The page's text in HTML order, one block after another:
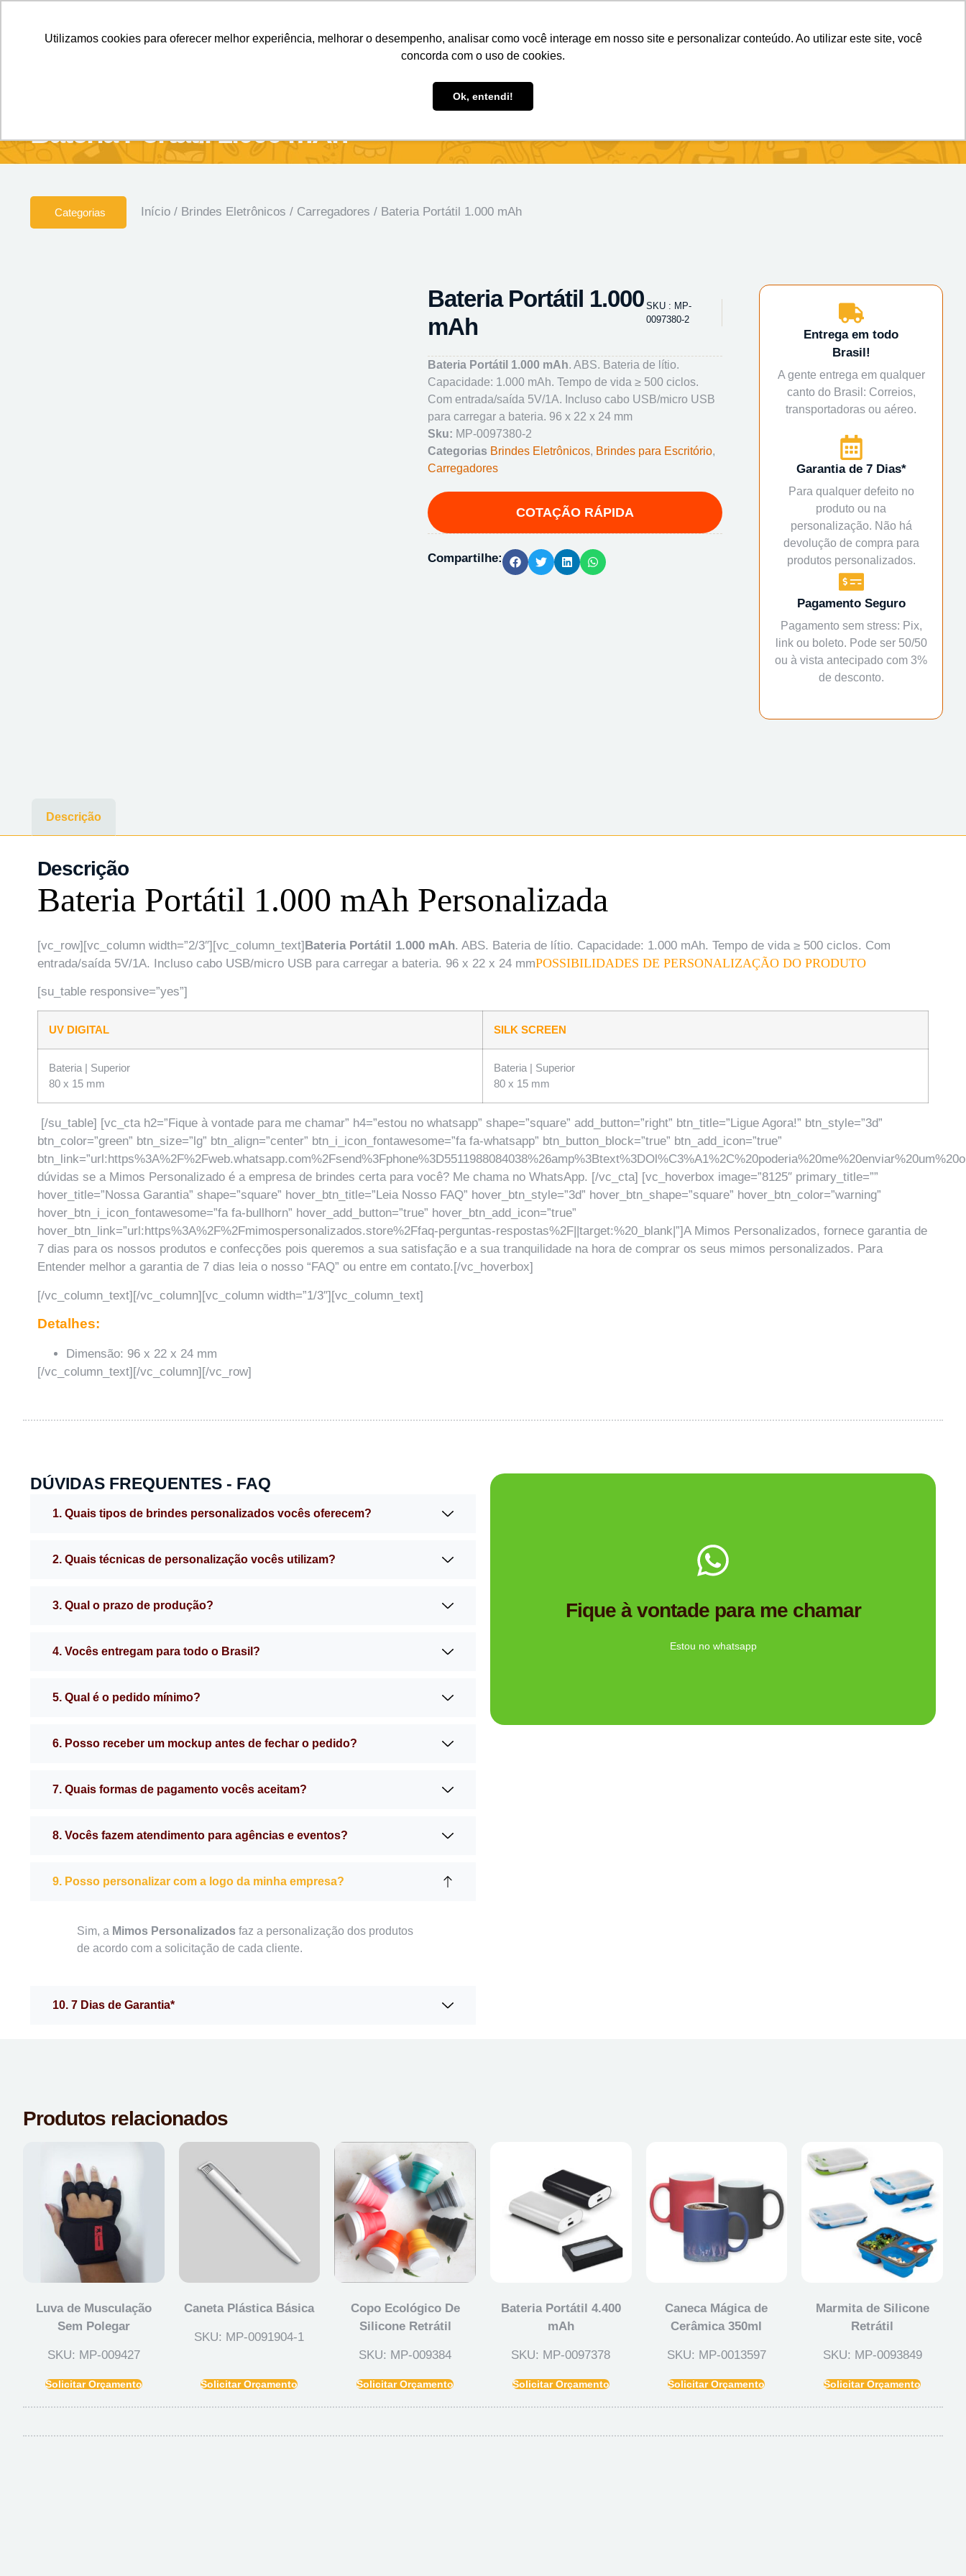
Utilizamos cookies para oferecer melhor experiência, melhorar o desempenho, analisar como você interage em nosso site e personalizar conteúdo. Ao utilizar este site, você
concorda com o uso de cookies.
Ok, entendi!
Brindes Personalizados Brindes Ecológicos
Bateria Portátil 1.000 mAh
Categorias Início/ Brindes Eletrônicos / Carregadores / Bateria Portátil 1.000 mAh
Bateria Portátil 1.000
mAh
SKU : MP-
0097380-2
Bateria Portátil 1.000 mAh. ABS. Bateria de lítio.
Capacidade: 1.000 mAh. Tempo de vida ≥ 500 ciclos.
Com entrada/saída 5V/1A. Incluso cabo USB/micro USB
para carregar a bateria. 96 x 22 x 24 mm
Sku: MP-0097380-2
Categorias Brindes Eletrônicos, Brindes para Escritório,
Carregadores
Compartilhe:
Entrega em todo
Brasil!
A gente entrega em qualquer
canto do Brasil: Correios,
transportadoras ou aéreo.
Garantia de 7 Dias*
Para qualquer defeito no
produto ou na
personalização. Não há
devolução de compra para
produtos personalizados.
Pagamento Seguro
Pagamento sem stress: Pix,
link ou boleto. Pode ser 50/50
ou à vista antecipado com 3%
de desconto.
Descrição
Descrição
Bateria Portátil 1.000 mAh Personalizada
[vc_row][vc_column width=”2/3″][vc_column_text]Bateria Portátil 1.000 mAh. ABS. Bateria de lítio. Capacidade: 1.000 mAh. Tempo de vida ≥ 500 ciclos. Com
entrada/saída 5V/1A. Incluso cabo USB/micro USB para carregar a bateria. 96 x 22 x 24 mmPOSSIBILIDADES DE PERSONALIZAÇÃO DO PRODUTO
[su_table responsive=”yes”]
UV DIGITAL SILK SCREEN
Bateria | Superior
80 x 15 mm
Bateria | Superior
80 x 15 mm
[/su_table] [vc_cta h2=”Fique à vontade para me chamar” h4=”estou no whatsapp” shape=”square” add_button=”right” btn_title=”Ligue Agora!” btn_style=”3d”
btn_color=”green” btn_size=”lg” btn_align=”center” btn_i_icon_fontawesome=”fa fa-whatsapp” btn_button_block=”true” btn_add_icon=”true”
dúvidas se a Mimos Personalizado é a empresa de brindes certa para você? Me chama no WhatsApp. [/vc_cta] [vc_hoverbox image=”8125″ primary_title=””
hover_title=”Nossa Garantia” shape=”square” hover_btn_title=”Leia Nosso FAQ” hover_btn_style=”3d” hover_btn_shape=”square” hover_btn_color=”warning”
hover_btn_i_icon_fontawesome=”fa fa-bullhorn” hover_add_button=”true” hover_btn_add_icon=”true”
hover_btn_link=”url:https%3A%2F%2Fmimospersonalizados.store%2Ffaq-perguntas-respostas%2F||target:%20_blank|”]A Mimos Personalizados, fornece garantia de
7 dias para os nossos produtos e confecções pois queremos a sua satisfação e a sua tranquilidade na hora de comprar os seus mimos personalizados. Para
Entender melhor a garantia de 7 dias leia o nosso “FAQ” ou entre em contato.[/vc_hoverbox]
[/vc_column_text][/vc_column][vc_column width=”1/3″][vc_column_text]
Detalhes:
Dimensão: 96 x 22 x 24 mm
[/vc_column_text][/vc_column][/vc_row]
DÚVIDAS FREQUENTES - FAQ
1. Quais tipos de brindes personalizados vocês oferecem?
2. Quais técnicas de personalização vocês utilizam?
3. Qual o prazo de produção?
4. Vocês entregam para todo o Brasil?
5. Qual é o pedido mínimo?
6. Posso receber um mockup antes de fechar o pedido?
7. Quais formas de pagamento vocês aceitam?
8. Vocês fazem atendimento para agências e eventos?
9. Posso personalizar com a logo da minha empresa?
Sim, a Mimos Personalizados faz a personalização dos produtos
de acordo com a solicitação de cada cliente.
10. 7 Dias de Garantia*
Fique à vontade para me chamar
Estou no whatsapp
Ligue Agora!
Tem dúvidas se a Mimos Personalizado é a empresa de brindes certa para você?
Me chama no WhatsApp.
Produtos relacionados
Luva de Musculação
Sem Polegar
SKU: MP-009427
Solicitar Orçamento
Caneta Plástica Básica
SKU: MP-0091904-1
Solicitar Orçamento
Copo Ecológico De
Silicone Retrátil
SKU: MP-009384
Solicitar Orçamento
Bateria Portátil 4.400
mAh
SKU: MP-0097378
Solicitar Orçamento
Caneca Mágica de
Cerâmica 350ml
SKU: MP-0013597
Solicitar Orçamento
Marmita de Silicone
Retrátil
SKU: MP-0093849
Solicitar Orçamento